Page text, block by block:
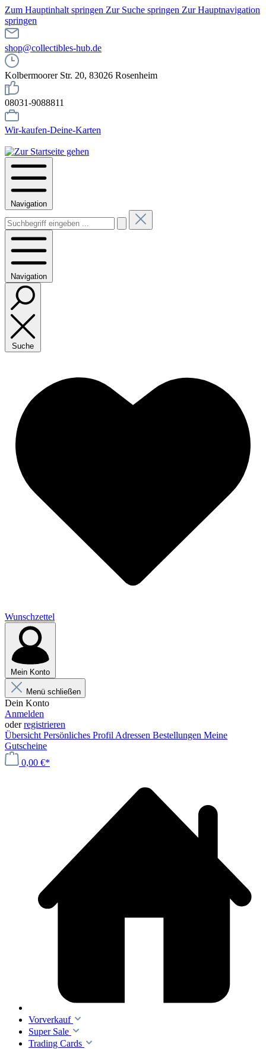
Zum Hauptinhalt springen Zur Suche springen Zur Hauptnavigation
springen
shop@collectibles-hub.de
Kolbermoorer Str. 20, 83026 Rosenheim
08031-9088811
Wir-kaufen-Deine-Karten
Navigation
Navigation
Suche
Wunschzettel
Mein Konto
Menü schließen
Dein Konto
Anmelden
oderregistrieren
Übersicht Persönliches Profil Adressen Bestellungen Meine
Gutscheine
0,00 €*
Vorverkauf
Super Sale
Trading Cards